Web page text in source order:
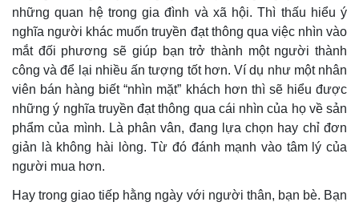
những quan hệ trong gia đình và xã hội. Thì thấu hiểu ý
nghĩa người khác muốn truyền đạt thông qua việc nhìn vào
mắt đối phương sẽ giúp bạn trở thành một người thành
công và để lại nhiều ấn tượng tốt hơn. Ví dụ như một nhân
viên bán hàng biết “nhìn mặt” khách hơn thì sẽ hiểu được
những ý nghĩa truyền đạt thông qua cái nhìn của họ về sản
phẩm của mình. Là phân vân, đang lựa chọn hay chỉ đơn
giản là không hài lòng. Từ đó đánh mạnh vào tâm lý của
người mua hơn.
Hay trong giao tiếp hằng ngày với người thân, bạn bè. Bạn